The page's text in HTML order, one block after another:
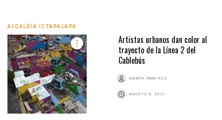
ALCALDÍA IZTAPALAPA
Artistas urbanos dan color al
trayecto de la Línea 2 del
Cablebús
AARÓN RAMÍREZ
AGOSTO 9, 2021